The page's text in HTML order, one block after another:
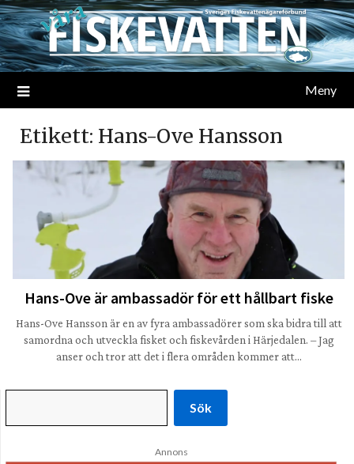
Meny
Etikett: Hans-Ove Hansson
Hans-Ove är ambassadör för ett hållbart fiske
Hans-Ove Hansson är en av fyra ambassadörer som ska bidra till att
samordna och utveckla fisket och fiskevården i Härjedalen. – Jag
anser och tror att det i flera områden kommer att…
Sök
Annons